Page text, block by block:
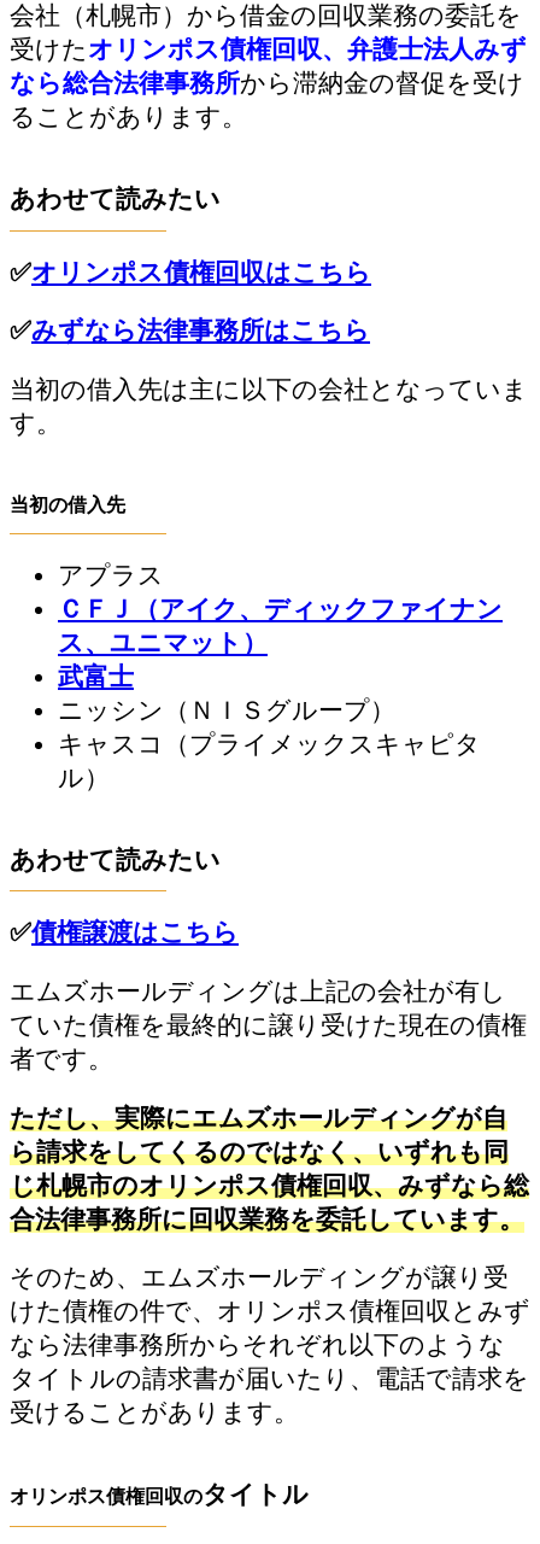
会社（札幌市）から借金の回収業務の委託を
受けたオリンポス債権回収、弁護士法人みず
なら総合法律事務所から滞納金の督促を受け
ることがあります。
あわせて読みたい
✅オリンポス債権回収はこちら
✅みずなら法律事務所はこちら
当初の借入先は主に以下の会社となっていま
す。
当初の借入先
アプラス
ＣＦＪ（アイク、ディックファイナン
ス、ユニマット）
武富士
ニッシン（ＮＩＳグループ）
キャスコ（プライメックスキャピタ
ル）
あわせて読みたい
✅債権譲渡はこちら
エムズホールディングは上記の会社が有し
ていた債権を最終的に譲り受けた現在の債権
者です。
ただし、実際にエムズホールディングが自
ら請求をしてくるのではなく、いずれも同
じ札幌市のオリンポス債権回収、みずなら総
合法律事務所に回収業務を委託しています。
そのため、エムズホールディングが譲り受
けた債権の件で、オリンポス債権回収とみず
なら法律事務所からそれぞれ以下のような
タイトルの請求書が届いたり、電話で請求を
受けることがあります。
オリンポス債権回収のタイトル